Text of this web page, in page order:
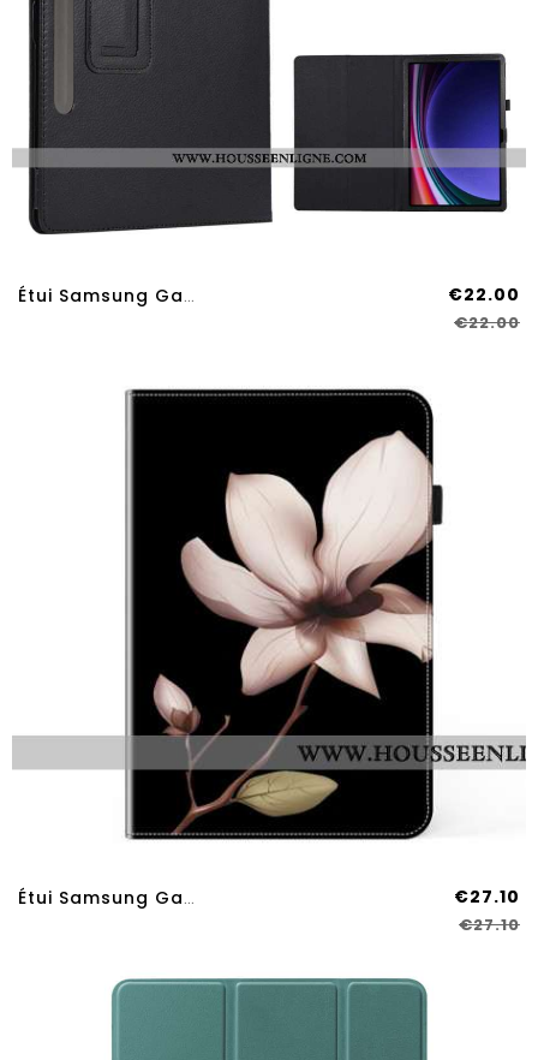
Étui Samsung Galaxy Tab S9 Plus Effet Cuir €22.00
€22.00
Étui Samsung Galaxy Tab S9 Plus / S9 FE Plus Fleur €27.10
€27.10